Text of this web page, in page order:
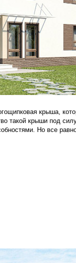
крыша,
такой крыши под
Но все